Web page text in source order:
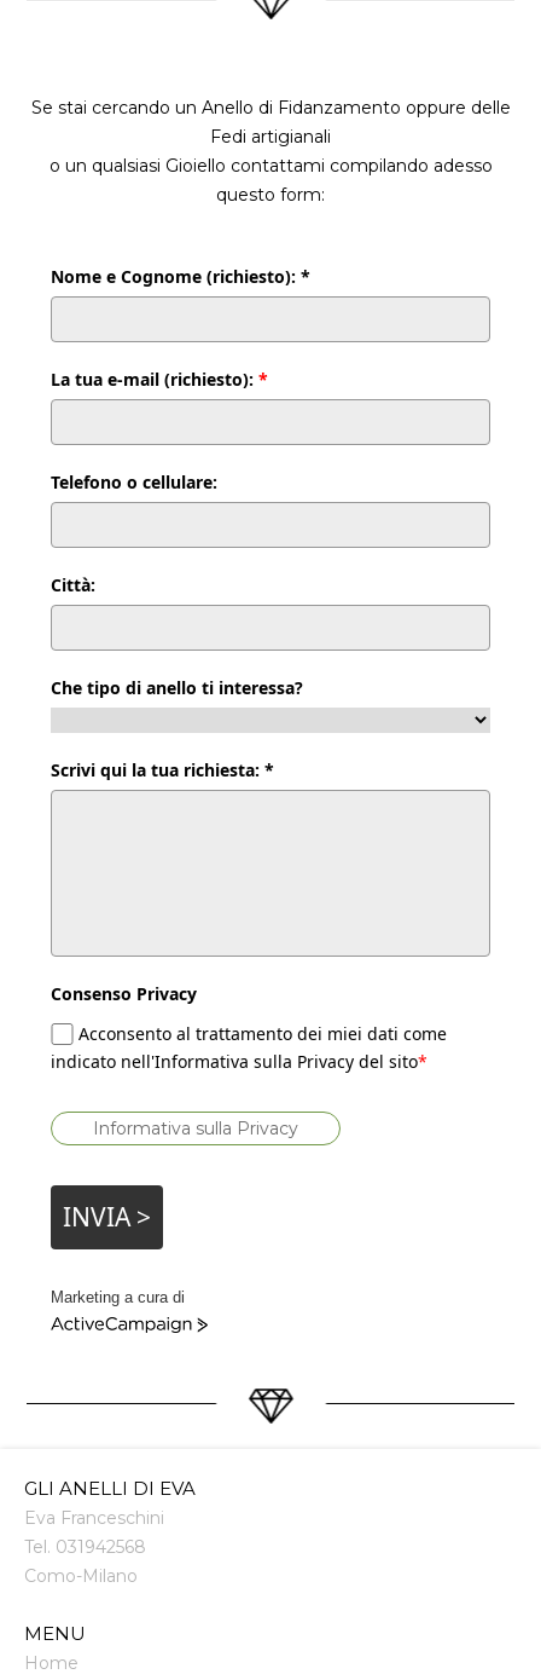
Se stai cercando un Anello di Fidanzamento oppure delle
Fedi artigianali
o un qualsiasi Gioiello contattami compilando adesso
questo form:
Nome e Cognome (richiesto): *
La tua e-mail (richiesto):*
Telefono o cellulare:
Città:
Che tipo di anello ti interessa?
Scrivi qui la tua richiesta: *
Consenso Privacy
Acconsento al trattamento dei miei dati come
indicato nell'Informativa sulla Privacy del sito*
Informativa sulla Privacy
INVIA >
Marketing a cura di
ActiveCampaign
GLI ANELLI DI EVA
Eva Franceschini
Tel. 031942568
Como-Milano
MENU
Home